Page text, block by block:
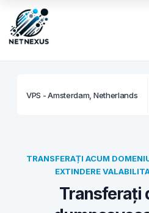
VPS - Amsterdam, Netherlands
TRANSFERAȚI ACUM
EXTINDERE
Transferați